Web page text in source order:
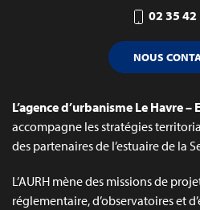
02 35 42
NOUS
L’agence d’urbanisme Le Havre –
accompagne les stratégies
des partenaires de l’estuaire de la
L’AURH mène des missions de
réglementaire, d’observatoires et